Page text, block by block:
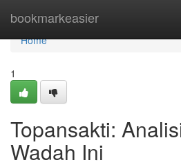
bookmarkeasier
Home
Home
1
Topansakti:
Wadah Ini